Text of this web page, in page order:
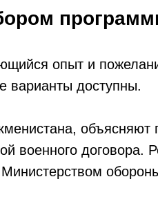
опыт и
варианты доступны.
военного